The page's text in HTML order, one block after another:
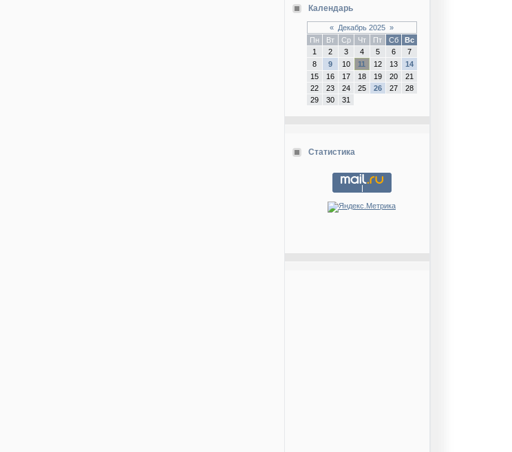
Календарь
« Декабрь 2025 »
Пн
Вт Ср Чт Пт Сб
Вс
1
2 3 4 5 6
7
8
9 10 11 12 13
14
15
16 17 18 19 20
21
22
23 24 25 26 27
28
29
30 31
Статистика